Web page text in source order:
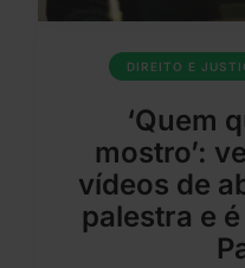
DIREITO E
‘Quem
mostro’:
vídeos de
palestra e